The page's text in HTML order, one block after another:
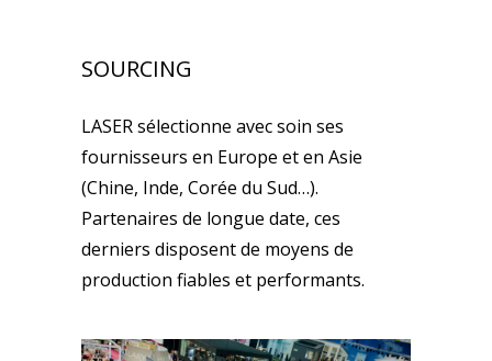
SOURCING
LASER sélectionne avec soin ses
fournisseurs en Europe et en Asie
(Chine, Inde, Corée du Sud…).
Partenaires de longue date, ces
derniers disposent de moyens de
production fiables et performants.